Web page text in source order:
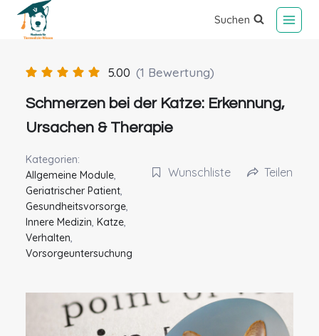
Suchen
5.00 (1 Bewertung)
Schmerzen bei der Katze: Erkennung,
Ursachen & Therapie
Kategorien:
Allgemeine Module,
Geriatrischer Patient,
Gesundheitsvorsorge,
Innere Medizin, Katze,
Verhalten,
Vorsorgeuntersuchung
Wunschliste Teilen